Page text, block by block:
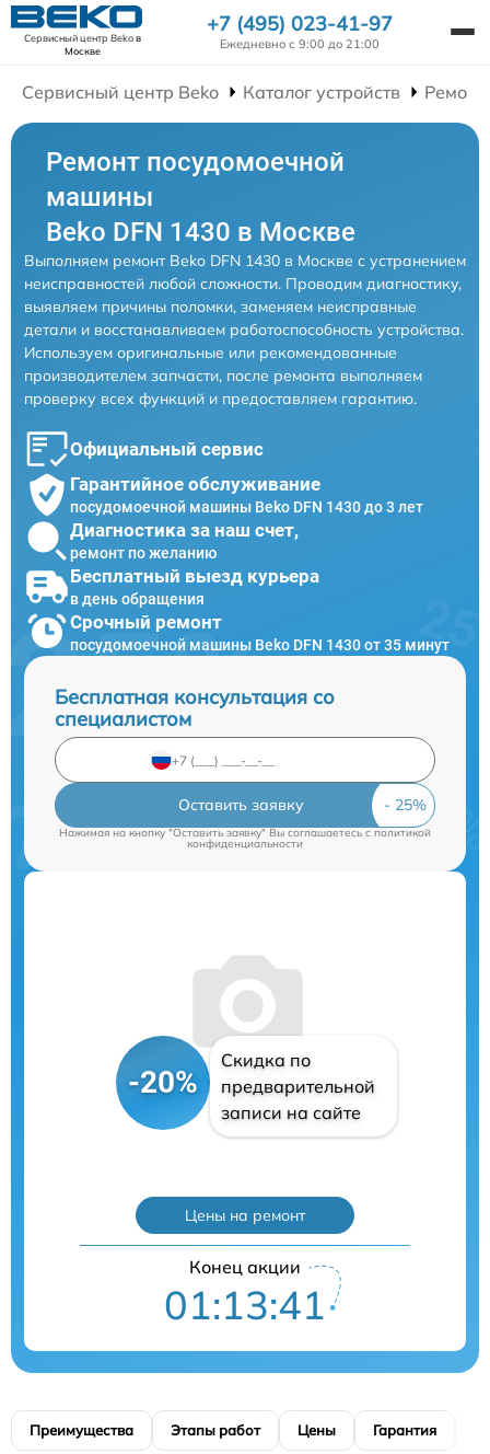
Сервисный центр Bekoв
Москве
+7 (495) 023-41-97
Ежедневно с 9:00 до 21:00
Сервисный центр Beko Каталог устройств
Ремонт посудомоечной
машины
Beko DFN 1430 в Москве
Выполняем ремонт Beko DFN 1430 в Москве с устранением
неисправностей любой сложности. Проводим диагностику,
выявляем причины поломки, заменяем неисправные
детали и восстанавливаем работоспособность устройства.
Используем оригинальные или рекомендованные
производителем запчасти, после ремонта выполняем
проверку всех функций и предоставляем гарантию.
Официальный сервис
Гарантийное обслуживание
посудомоечной машины Beko DFN 1430 до 3 лет
Диагностика за наш счет,
ремонт по желанию
Бесплатный выезд курьера
в день обращения
Срочный ремонт
посудомоечной машины Beko DFN 1430 от 35 минут
Бесплатная консультация со
специалистом
Оставить заявку
Нажимая на кнопку "Оставить заявку" Вы соглашаетесь c политикой
конфиденциальности
-20%
Скидка по
предварительной
записи на сайте
Цены на ремонт
Конец акции
01:13:40
Преимущества Этапы работ Цены Гарантия